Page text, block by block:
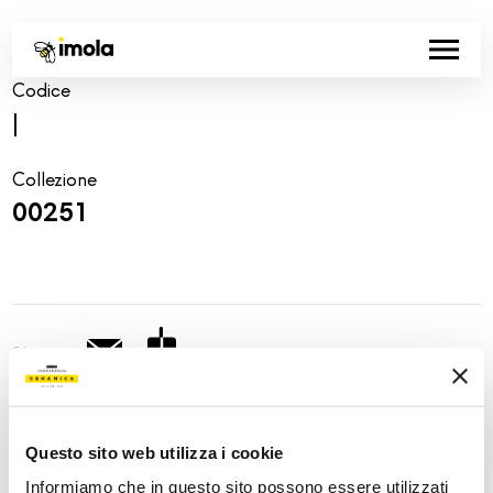
Questo sito web utilizza i cookie
Informiamo che in questo sito possono essere utilizzati
Codice
Collezione
00251
Share: